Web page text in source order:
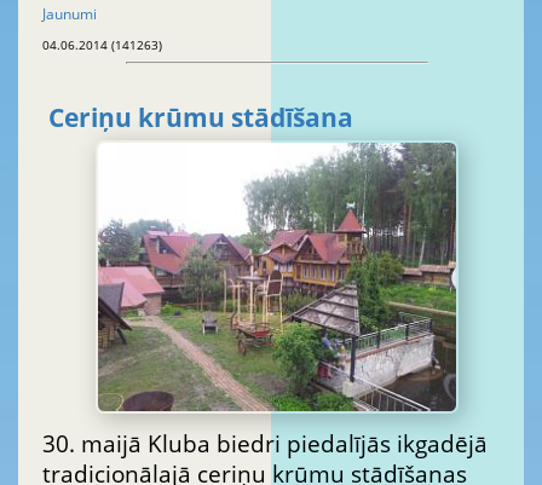
Jaunumi
04.06.2014 (141263)
Ceriņu krūmu stādīšana
30. maijā Kluba biedri piedalījās ikgadējā
tradicionālajā ceriņu krūmu stādīšanas